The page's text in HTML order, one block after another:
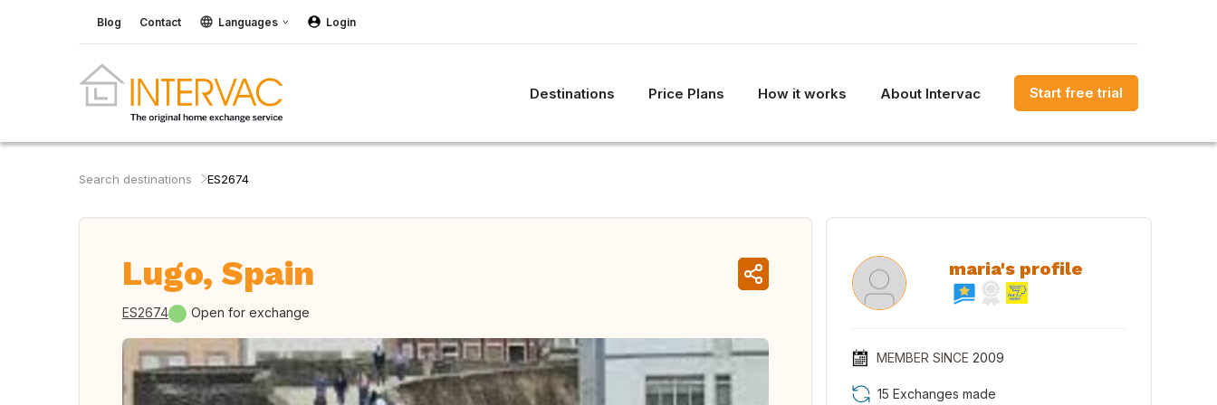
Blog Contact Languages Login
Destinations Price Plans How it works About Intervac Start free trial
Search destinations ES2674
Lugo, Spain
ES2674 Open for exchange
maria's profile
MEMBER SINCE 2009
15 Exchanges made